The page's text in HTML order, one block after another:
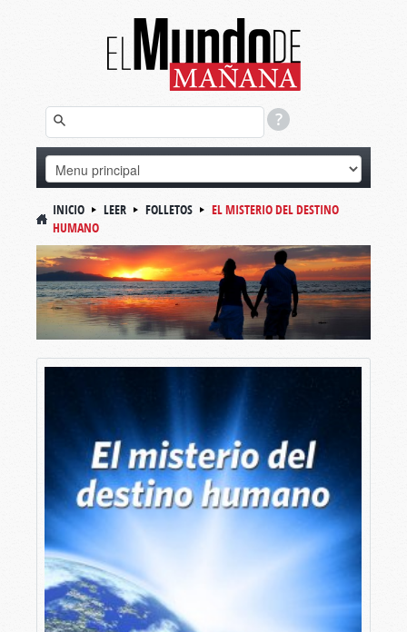
INICIO LEER FOLLETOS
EL MISTERIO DEL DESTINO
HUMANO